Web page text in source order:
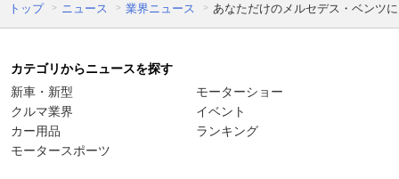
トップ ニュース 業界ニュース あなただけのメルセデス・ベンツ
カテゴリからニュースを探す
新車・新型
クルマ業界
カー用品
モータースポーツ
モーターショー
イベント
ランキング